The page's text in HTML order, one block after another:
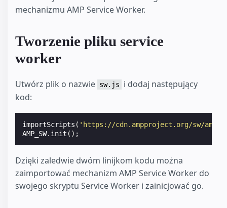
mechanizmu AMP Service Worker.
Tworzenie pliku service
worker
Utwórz plik o nazwie sw.js
i dodaj następujący
kod:
importScripts ( 'https://cdn.ampproject.org/sw/amp-
AMP_SW. init ();
Dzięki zaledwie dwóm linijkom kodu można
zaimportować mechanizm AMP Service Worker do
swojego skryptu Service Worker i zainicjować go.